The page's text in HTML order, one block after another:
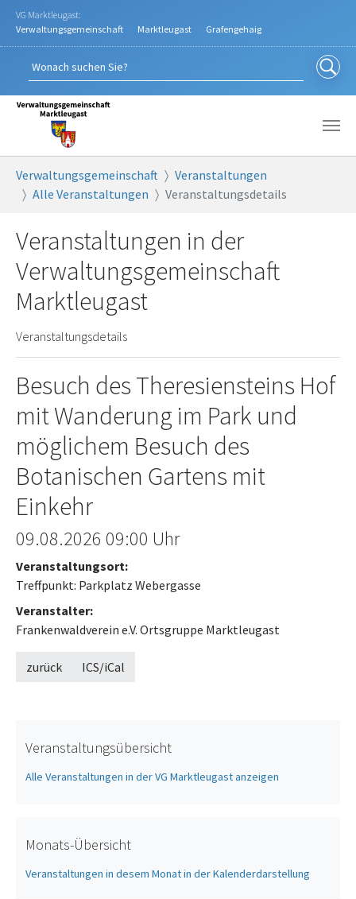
Zum Hauptinhalt springen
VG Marktleugast:
Verwaltungsgemeinschaft
Marktleugast Grafengehaig
Verwaltungsgemeinschaft
Veranstaltungen
Alle Veranstaltungen
Veranstaltungsdetails
Veranstaltungen in der
Verwaltungsgemeinschaft
Marktleugast
Veranstaltungsdetails
Besuch des Theresiensteins Hof
mit Wanderung im Park und
möglichem Besuch des
Botanischen Gartens mit
Einkehr
09.08.2026 09:00 UhrOffenes Ende
Veranstaltungsort:
Treffpunkt: Parkplatz Webergasse
Veranstalter:
Frankenwaldverein e.V. Ortsgruppe Marktleugast
zurück ICS/iCal
Veranstaltungsübersicht
Alle Veranstaltungen in der VG Marktleugast anzeigen
Monats-Übersicht
Veranstaltungen in desem Monat in der Kalenderdarstellung